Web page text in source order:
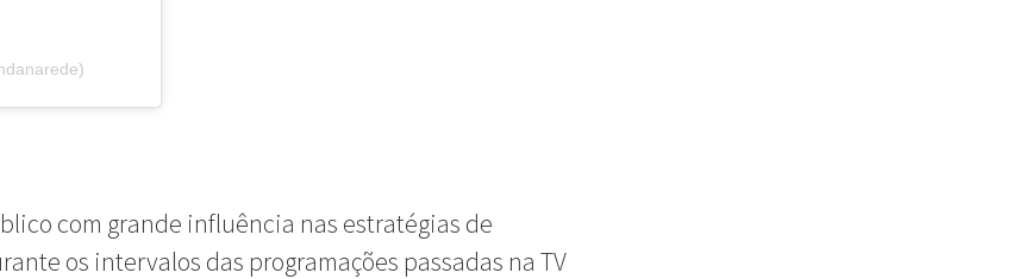
com grande influência nas estratégias de
os intervalos das programações passadas na TV